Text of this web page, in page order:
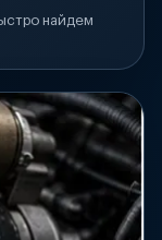
найдем